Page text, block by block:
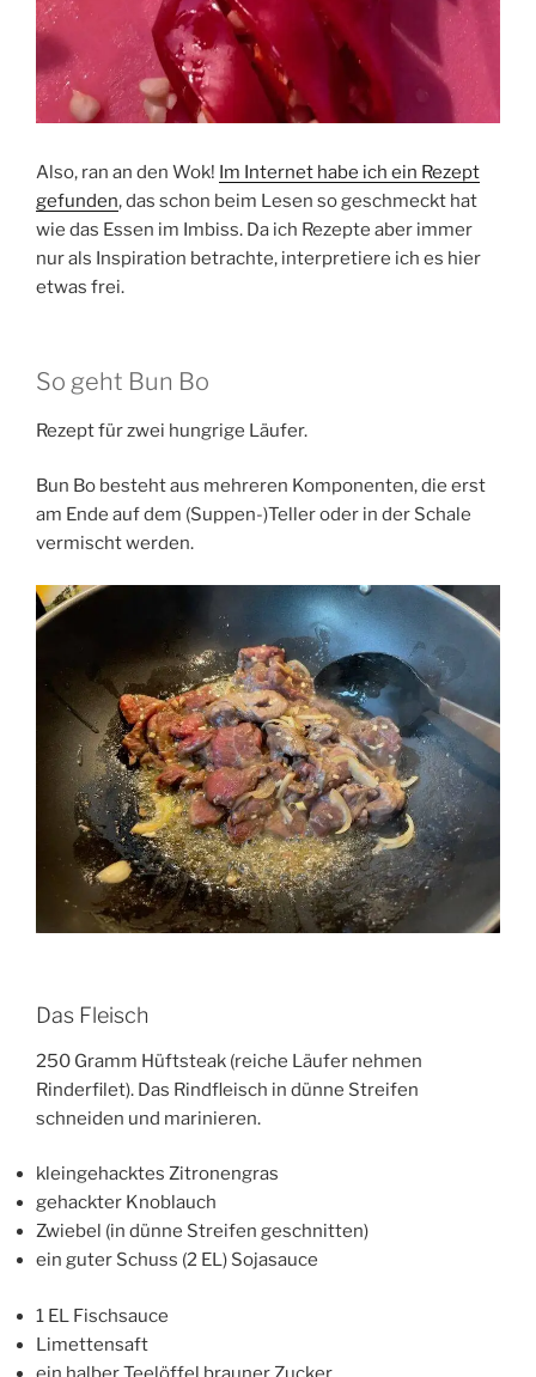
Also, ran an den Wok! Im Internet habe ich ein Rezept
gefunden, das schon beim Lesen so geschmeckt hat
wie das Essen im Imbiss. Da ich Rezepte aber immer
nur als Inspiration betrachte, interpretiere ich es hier
etwas frei.
So geht Bun Bo
Rezept für zwei hungrige Läufer.
Bun Bo besteht aus mehreren Komponenten, die erst
am Ende auf dem (Suppen-)Teller oder in der Schale
vermischt werden.
Das Fleisch
250 Gramm Hüftsteak (reiche Läufer nehmen
Rinderfilet). Das Rindfleisch in dünne Streifen
schneiden und marinieren.
kleingehacktes Zitronengras
gehackter Knoblauch
Zwiebel (in dünne Streifen geschnitten)
ein guter Schuss (2 EL) Sojasauce
1 EL Fischsauce
Limettensaft